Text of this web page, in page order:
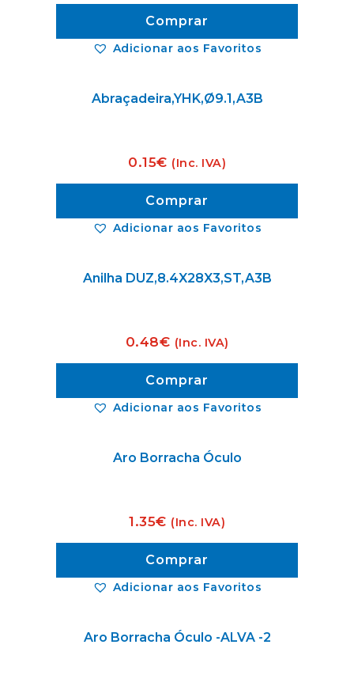
Adicionar aos Favoritos
Comprar
Adicionar aos Favoritos
Abraçadeira,YHK,Ø9.1,A3B
0.15€ (Inc. IVA)
Comprar
Adicionar aos Favoritos
Anilha DUZ,8.4X28X3,ST,A3B
0.48€ (Inc. IVA)
Comprar
Adicionar aos Favoritos
Aro Borracha Óculo
1.35€ (Inc. IVA)
Comprar
Aro Borracha Óculo -ALVA -2